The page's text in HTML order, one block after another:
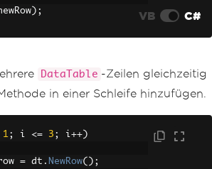
); VB C#
DataTable -Zeilen gleichzeitig
in einer Schleife hinzufügen.
1; i <= 3 ; i++)
= dt . NewRow();